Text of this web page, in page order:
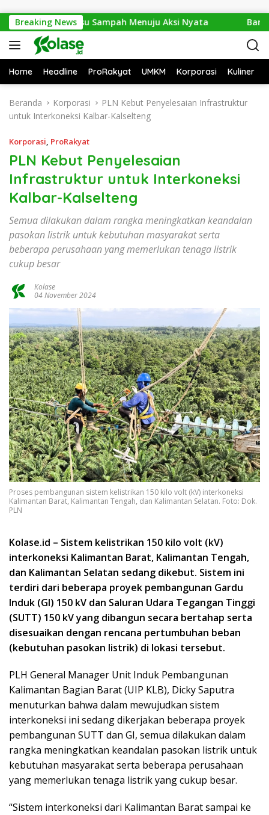
Breaking News
Dari Isu Sampah Menuju Aksi Nyata Bantai
Home Headline ProRakyat UMKM Korporasi Kuliner
Beranda Korporasi
PLN Kebut Penyelesaian Infrastruktur
untuk Interkoneksi Kalbar-Kalselteng
Korporasi, ProRakyat
PLN Kebut Penyelesaian
Infrastruktur untuk Interkoneksi
Kalbar-Kalselteng
Semua dilakukan dalam rangka meningkatkan keandalan
pasokan listrik untuk kebutuhan masyarakat serta
beberapa perusahaan yang memerlukan tenaga listrik
cukup besar
Kolase
04 November 2024
Proses pembangunan sistem kelistrikan 150 kilo volt (kV) interkoneksi
Kalimantan Barat, Kalimantan Tengah, dan Kalimantan Selatan. Foto: Dok.
PLN
Kolase.id – Sistem kelistrikan 150 kilo volt (kV)
interkoneksi Kalimantan Barat, Kalimantan Tengah,
dan Kalimantan Selatan sedang dikebut. Sistem ini
terdiri dari beberapa proyek pembangunan Gardu
Induk (GI) 150 kV dan Saluran Udara Tegangan Tinggi
(SUTT) 150 kV yang dibangun secara bertahap serta
disesuaikan dengan rencana pertumbuhan beban
(kebutuhan pasokan listrik) di lokasi tersebut.
PLH General Manager Unit Induk Pembangunan
Kalimantan Bagian Barat (UIP KLB), Dicky Saputra
menuturkan bahwa dalam mewujudkan sistem
interkoneksi ini sedang dikerjakan beberapa proyek
pembangunan SUTT dan GI, semua dilakukan dalam
rangka meningkatkan keandalan pasokan listrik untuk
kebutuhan masyarakat serta beberapa perusahaan
yang memerlukan tenaga listrik yang cukup besar.
“Sistem interkoneksi dari Kalimantan Barat sampai ke